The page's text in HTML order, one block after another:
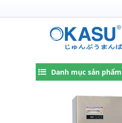
Danh mục sản phẩm